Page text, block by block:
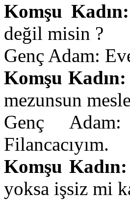
Komşu Kadın:
değil misin ?
Genç Adam:
Komşu Kadın:
mezunsun
Genç
Filancacıyım.
Komşu Kadın:
yoksa işsiz mi